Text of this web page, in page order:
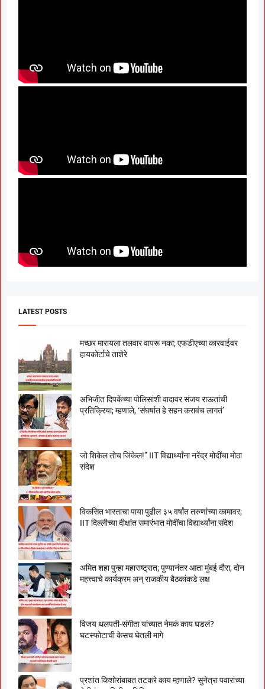
LATEST POSTS
मच्छर मारायला तलवार वापरू नका; एफडीएच्या कारवाईवर
हायकोर्टाचे ताशेरे
अभिजीत दिपकेंच्या पोलिसांशी वादावर संजय राऊतांची
प्रतिक्रिया; म्हणाले, ‘संघर्षात हे सहन करावंच लागतं’
जो शिकेल तोच जिंकेल!” IIT विद्यार्थ्यांना नरेंद्र मोदींचा मोठा
संदेश
विकसित भारताचा पाया पुढील ३५ वर्षांत तरुणांच्या कामावर;
IIT दिल्लीच्या दीक्षांत समारंभात मोदींचा विद्यार्थ्यांना संदेश
अमित शहा पुन्हा महाराष्ट्रात; पुण्यानंतर आता मुंबई दौरा, दोन
महत्त्वाचे कार्यक्रम अन् राजकीय बैठकांकडे लक्ष
विजय थलपती-संगीता यांच्यात नेमकं काय घडलं?
घटस्फोटाची केसच घेतली मागे
प्रशांत किशोरांबाबत तटकरे काय म्हणाले? सुनेत्रा पवारांच्या